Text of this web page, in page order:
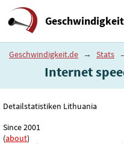
Geschwindigkeit
Geschwindigkeit.de → Stats
Internet
Detailstatistiken Lithuania
Since 2001
(about)